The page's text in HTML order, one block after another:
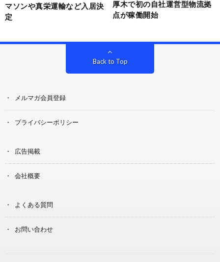
マソンや真栄運輸など入居決
定
厚木で初の自社運営型物流拠
点が稼働開始
Back to Top
メルマガ会員登録
プライバシーポリシー
広告掲載
会社概要
よくある質問
お問い合わせ